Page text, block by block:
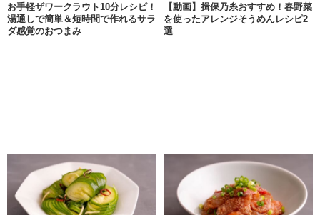
お手軽ザワークラウト10分レシピ！
湯通しで簡単＆短時間で作れるサラ
ダ感覚のおつまみ
【動画】揖保乃糸おすすめ！春野菜
を使ったアレンジそうめんレシピ2
選